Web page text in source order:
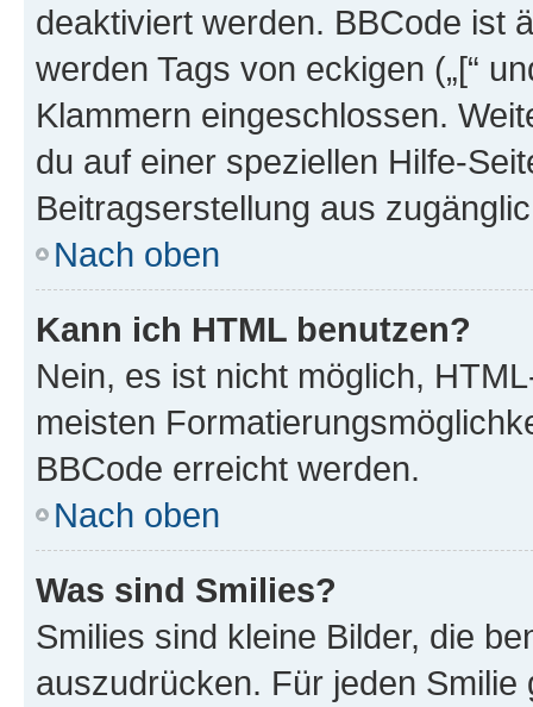
deaktiviert werden. BBCode ist
werden Tags von eckigen („[“
Klammern eingeschlossen.
du auf einer speziellen Hilfe-
Beitragserstellung aus
Nach oben
Kann ich HTML benutzen?
Nein, es ist nicht möglich,
meisten
BBCode erreicht werden.
Nach oben
Was sind Smilies?
Smilies sind kleine Bilder, die
auszudrücken. Für jeden